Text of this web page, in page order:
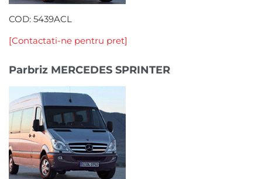
COD: 5439ACL
[Contactati-ne pentru pret]
Parbriz MERCEDES SPRINTER